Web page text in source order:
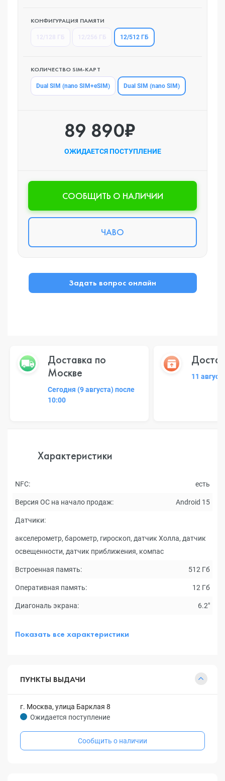
КОНФИГУРАЦИЯ ПАМЯТИ
12/512 ГБ
КОЛИЧЕСТВО SIM-КАРТ
Dual SIM (nano SIM+eSIM) Dual SIM (nano SIM)
89 890₽
ОЖИДАЕТСЯ ПОСТУПЛЕНИЕ
CООБЩИТЬ О НАЛИЧИИ
ЧАВО
Задать вопрос онлайн
Доставка по
Москве
Сегодня (9 августа) после
10:00
11
Характеристики
NFC: есть
Версия ОС на начало продаж: Android 15
Датчики:
акселерометр, барометр, гироскоп, датчик Холла, датчик
освещенности, датчик приближения, компас
Встроенная память: 512 Гб
Оперативная память: 12 Гб
Диагональ экрана: 6.2"
Показать все характеристики
ПУНКТЫ ВЫДАЧИ
г. Москва, улица Барклая 8
Ожидается поступление
Сообщить о наличии